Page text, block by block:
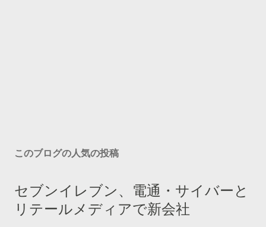
このブログの人気の投稿
セブンイレブン、電通・サイバーと
リテールメディアで新会社